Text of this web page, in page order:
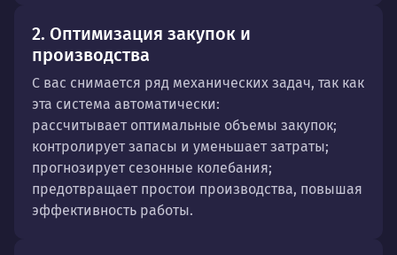
2. Оптимизация закупок и
производства
С вас снимается ряд механических задач, так как
эта система автоматически:
рассчитывает оптимальные объемы закупок;
контролирует запасы и уменьшает затраты;
прогнозирует сезонные колебания;
предотвращает простои производства, повышая
эффективность работы.